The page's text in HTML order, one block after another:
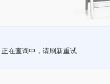
正在查询中，请刷新重试